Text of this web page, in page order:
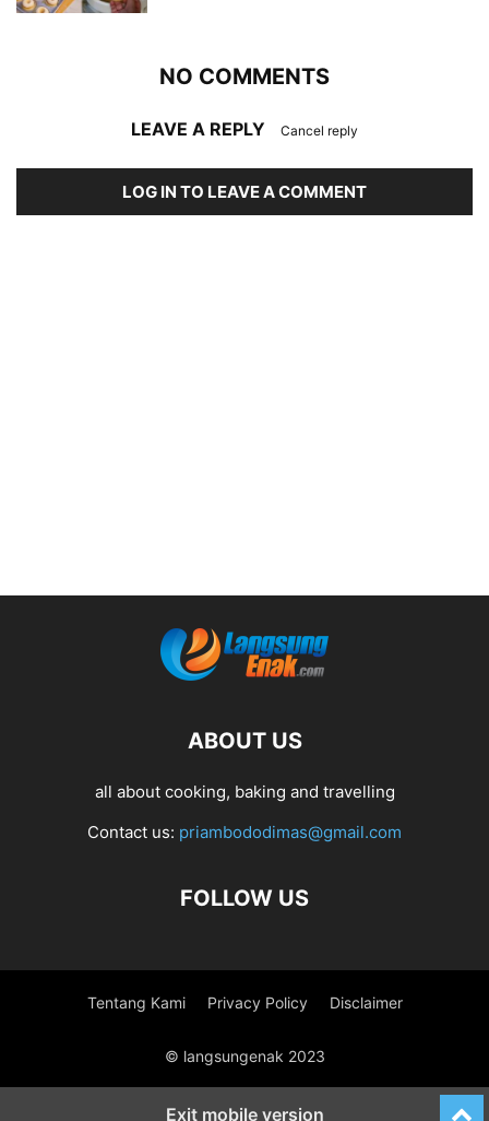
NO COMMENTS
LEAVE A REPLY Cancel reply
LOG IN TO LEAVE A COMMENT
ABOUT US
all about cooking, baking and travelling
Contact us: priambododimas@gmail.com
FOLLOW US
Tentang Kami Privacy Policy Disclaimer
© langsungenak 2023
Exit mobile version